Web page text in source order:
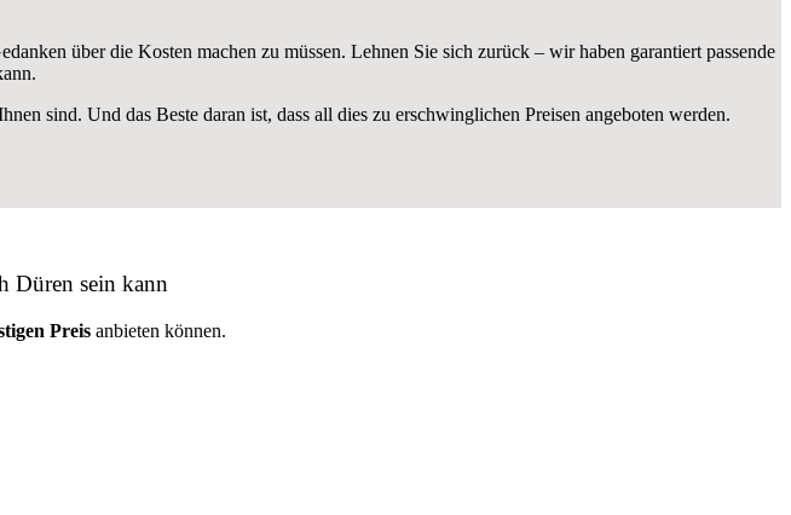
über die Kosten machen zu müssen. Lehnen Sie sich zurück – wir haben garantiert passende
sind. Und das Beste daran ist, dass all dies zu erschwinglichen Preisen angeboten werden.
Düren sein kann
Preis anbieten können.